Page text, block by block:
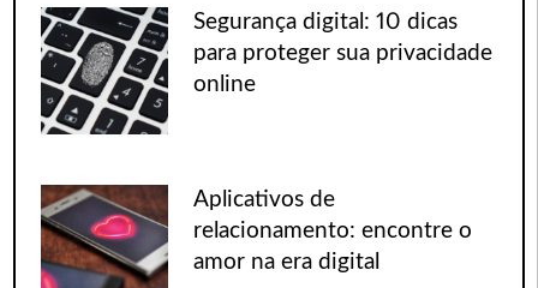
Segurança digital: 10 dicas
para proteger sua privacidade
online
Aplicativos de
relacionamento: encontre o
amor na era digital